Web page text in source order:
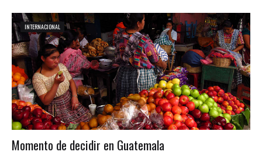
INTERNACIONAL
Momento de decidir en Guatemala